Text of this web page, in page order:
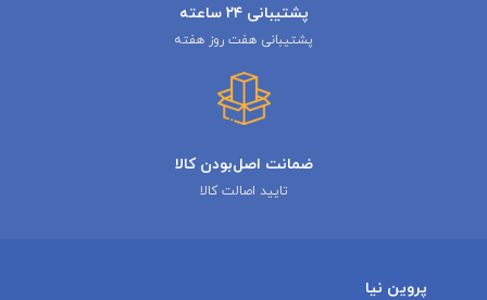
پشتیبانی ۲۴ ساعته
پشتیبانی هفت روز هفته
ضمانت اصل‌بودن کالا
تایید اصالت کالا
پروین نیا